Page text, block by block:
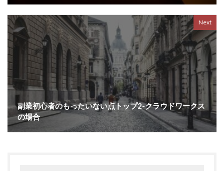
Next
副業初心者のもったいない点トップ2-クラウドワークス
の場合